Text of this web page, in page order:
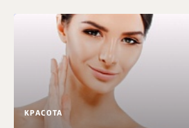
КРАСОТА